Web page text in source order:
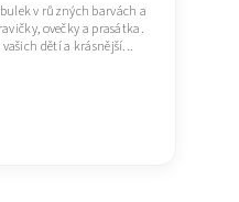
v různých barvách a
ovečky a prasátka.
dětí a krásnější...